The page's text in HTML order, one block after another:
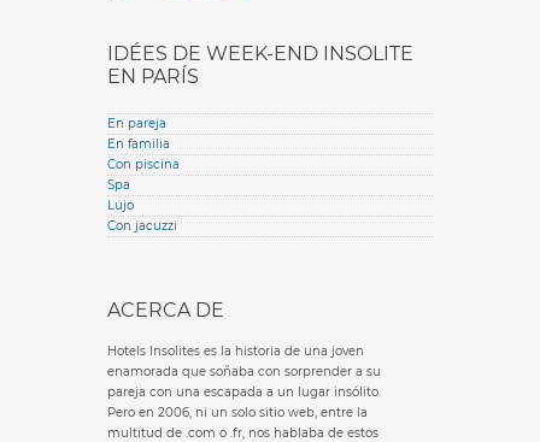
IDÉES DE WEEK-END INSOLITE
EN PARÍS
En pareja
En familia
Con piscina
Spa
Lujo
Con jacuzzi
ACERCA DE
Hotels Insolites es la historia de una joven
enamorada que soñaba con sorprender a su
pareja con una escapada a un lugar insólito.
Pero en 2006, ni un solo sitio web, entre la
multitud de .com o .fr, nos hablaba de estos